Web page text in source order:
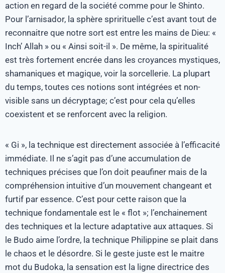
action en regard de la société comme pour le Shinto.
Pour l’arnisador, la sphère sprirituelle c’est avant tout de
reconnaitre que notre sort est entre les mains de Dieu: «
Inch’ Allah » ou « Ainsi soit-il ». De même, la spiritualité
est très fortement encrée dans les croyances mystiques,
shamaniques et magique, voir la sorcellerie. La plupart
du temps, toutes ces notions sont intégrées et non-
visible sans un décryptage; c’est pour cela qu’elles
coexistent et se renforcent avec la religion.
« Gi », la technique est directement associée à l’efficacité
immédiate. Il ne s’agit pas d’une accumulation de
techniques précises que l’on doit peaufiner mais de la
compréhension intuitive d’un mouvement changeant et
furtif par essence. C’est pour cette raison que la
technique fondamentale est le « flot »; l’enchainement
des techniques et la lecture adaptative aux attaques. Si
le Budo aime l’ordre, la technique Philippine se plait dans
le chaos et le désordre. Si le geste juste est le maitre
mot du Budoka, la sensation est la ligne directrice des